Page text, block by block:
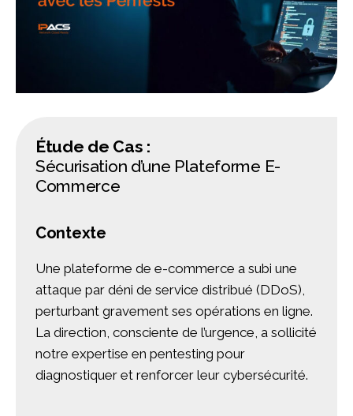
Étude de Cas :
Sécurisation d’une Plateforme E-
Commerce
Contexte
Une plateforme de e-commerce a subi une
attaque par déni de service distribué (DDoS),
perturbant gravement ses opérations en ligne.
La direction, consciente de l’urgence, a sollicité
notre expertise en pentesting pour
diagnostiquer et renforcer leur cybersécurité.